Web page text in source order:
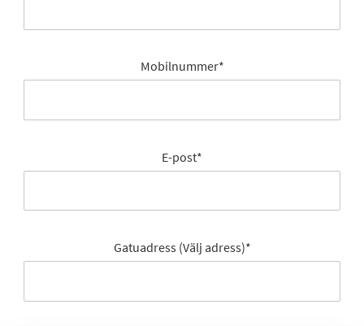
Mobilnummer*
E-post*
Gatuadress (Välj adress)*